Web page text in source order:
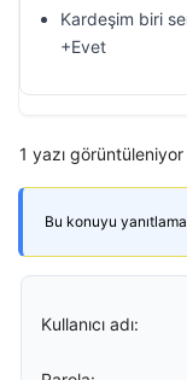
Kardeşim biri
+Evet
1 yazı
Bu konuyu
Kullanıcı adı: